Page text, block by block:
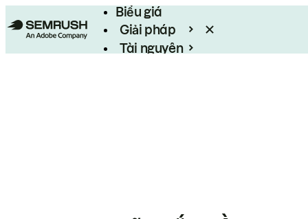
Biểu giá
Giải pháp
Tài nguyên